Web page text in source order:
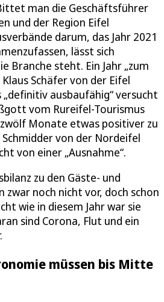
man die Geschäftsführer
und der Region Eifel
darum, das Jahr 2021
lässt sich
Branche steht. Ein Jahr „zum
Schäfer von der Eifel
„definitiv ausbaufähig“ versucht
vom Rureifel-Tourismus
zwölf Monate etwas positiver zu
von der Nordeifel
von einer „Ausnahme“.
zu den Gäste- und
zwar noch nicht vor, doch schon
wie in diesem Jahr war sie
sind Corona, Flut und ein
müssen bis Mitte